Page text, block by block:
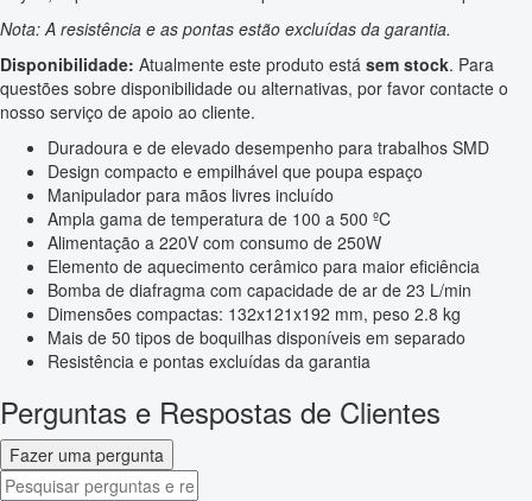
Nota: A resistência e as pontas estão excluídas da garantia.
Disponibilidade: Atualmente este produto está sem stock. Para
questões sobre disponibilidade ou alternativas, por favor contacte o
nosso serviço de apoio ao cliente.
Duradoura e de elevado desempenho para trabalhos SMD
Design compacto e empilhável que poupa espaço
Manipulador para mãos livres incluído
Ampla gama de temperatura de 100 a 500 ºC
Alimentação a 220V com consumo de 250W
Elemento de aquecimento cerâmico para maior eficiência
Bomba de diafragma com capacidade de ar de 23 L/min
Dimensões compactas: 132x121x192 mm, peso 2.8 kg
Mais de 50 tipos de boquilhas disponíveis em separado
Resistência e pontas excluídas da garantia
Perguntas e Respostas de Clientes
Fazer uma pergunta